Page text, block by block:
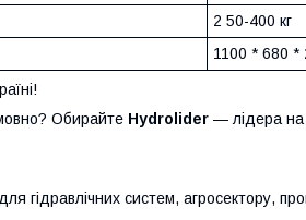
2 50-400 кг
1100 * 680 *
Обирайте Hydrolider — лідера на
гідравлічних систем, агросектору,